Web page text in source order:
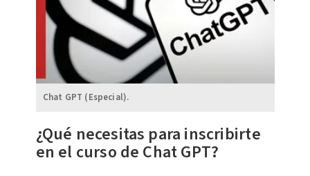
Chat GPT (Especial).
¿Qué necesitas para inscribirte
en el curso de Chat GPT?